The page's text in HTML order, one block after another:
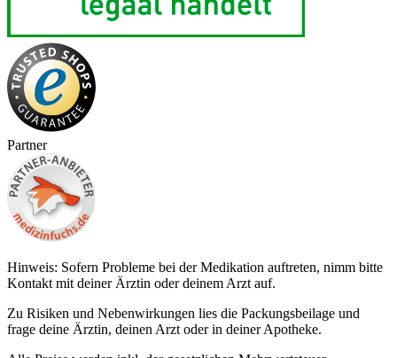
Partner
Hinweis: Sofern Probleme bei der Medikation auftreten, nimm bitte
Kontakt mit deiner Ärztin oder deinem Arzt auf.
Zu Risiken und Nebenwirkungen lies die Packungsbeilage und
frage deine Ärztin, deinen Arzt oder in deiner Apotheke.